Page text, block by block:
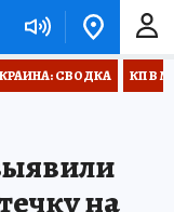
СВОДКА КП В
на